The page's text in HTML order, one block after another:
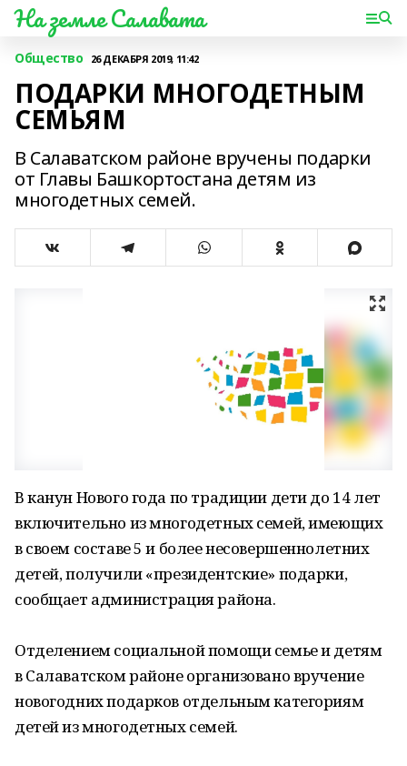
На земле Салавата
Общество 26 ДЕКАБРЯ 2019, 11:42
ПОДАРКИ МНОГОДЕТНЫМ
СЕМЬЯМ
В Салаватском районе вручены подарки
от Главы Башкортостана детям из
многодетных семей.
В канун Нового года по традиции дети до 14 лет
включительно из многодетных семей, имеющих
в своем составе 5 и более несовершеннолетних
детей, получили «президентские» подарки,
сообщает администрация района.
Отделением социальной помощи семье и детям
в Салаватском районе организовано вручение
новогодних подарков отдельным категориям
детей из многодетных семей.